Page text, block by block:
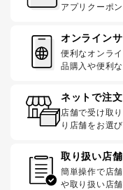
アプリクーポ
オンライン
便利なオンラ
品購入や便利
ネットで注
店舗で受け取
り店舗をお選
取り扱い店
簡単操作で店
や取り扱い店